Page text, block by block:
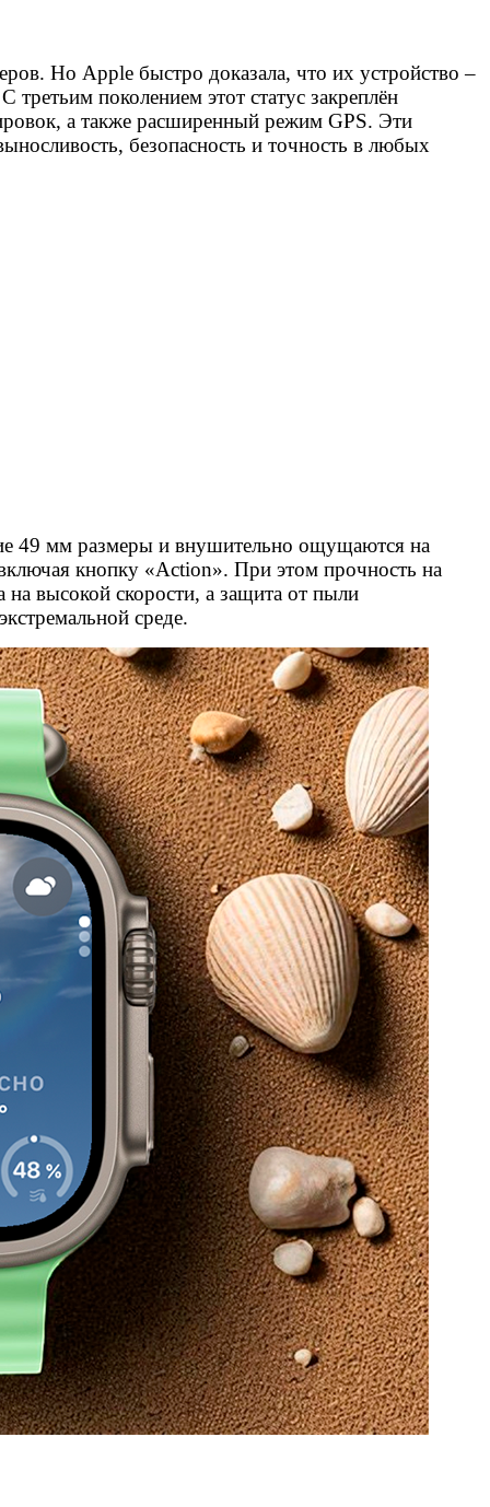
Но Apple быстро доказала, что их устройство –
поколением этот статус закреплён
а также расширенный режим GPS. Эти
безопасность и точность в любых
49 мм размеры и внушительно ощущаются на
кнопку «Action». При этом прочность на
высокой скорости, а защита от пыли
среде.